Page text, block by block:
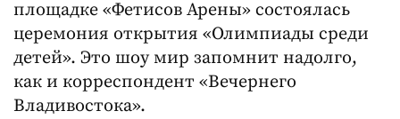
площадке «Фетисов Арены» состоялась
церемония открытия «Олимпиады среди
детей». Это шоу мир запомнит надолго,
как и корреспондент «Вечернего
Владивостока».